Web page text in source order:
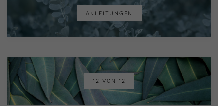
ANLEITUNGEN
12 VON 12